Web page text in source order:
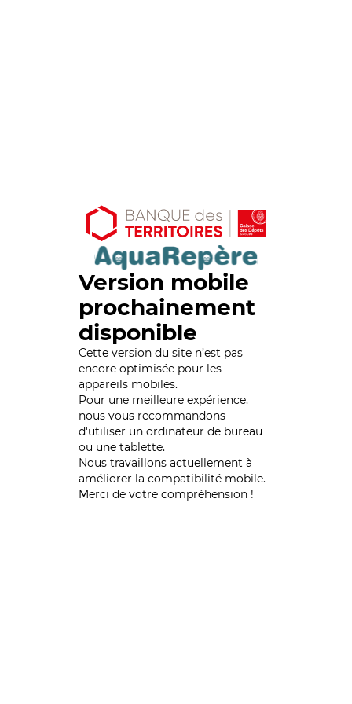
Version mobile
prochainement
disponible
Cette version du site n’est pas
encore optimisée pour les
appareils mobiles.
Pour une meilleure expérience,
nous vous recommandons
d'utiliser un ordinateur de bureau
ou une tablette.
Nous travaillons actuellement à
améliorer la compatibilité mobile.
Merci de votre compréhension !